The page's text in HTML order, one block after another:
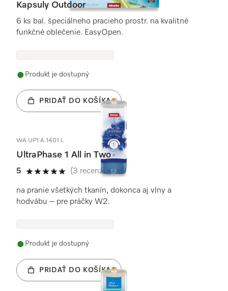
Kapsuly Outdoor
6 ks bal. špeciálneho pracieho prostr. na kvalitné
funkčné oblečenie. EasyOpen.
Produkt je dostupný
PRIDAŤ DO KOŠÍKA
WA UP1 A 1401 L
UltraPhase 1 All in Two
5
5 / 5
(3 recenzie)
na pranie všetkých tkanín, dokonca aj vlny a
hodvábu – pre práčky W2.
Produkt je dostupný
PRIDAŤ DO KOŠÍKA